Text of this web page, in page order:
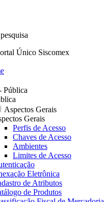
Único Siscomex
Pública
Aspectos Gerais
Gerais
Perfis de Acesso
Chaves de Acesso
Ambientes
Limites de Acesso
Eletrônica
de Atributos
de Produtos